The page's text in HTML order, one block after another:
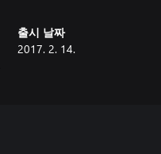
출시 날짜
2017. 2. 14.